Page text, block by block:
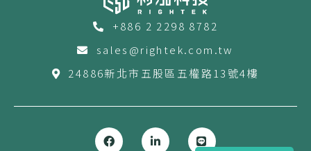
+886 2 2298 8782
sales@rightek.com.tw
24886新北市五股區五權路13號4樓